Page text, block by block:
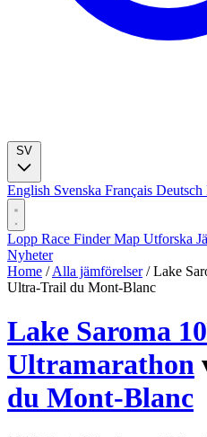
English Svenska Français Deutsch
Lopp Race FinderMap Utforska
Nyheter
Home / Alla jämförelser / Lake
Ultra-Trail du Mont-Blanc
Lake Saroma
Ultramarathon
du Mont-Blanc